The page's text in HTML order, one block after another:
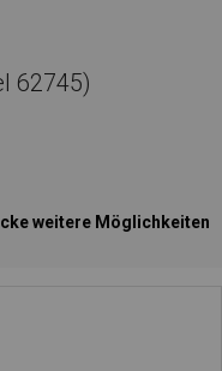
62745)
weitere Möglichkeiten